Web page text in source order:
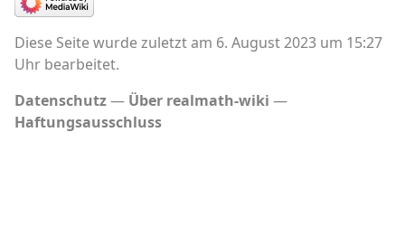
Diese Seite wurde zuletzt am 6. August 2023 um 15:27
Uhr bearbeitet.
Datenschutz
Über realmath-wiki
Haftungsausschluss